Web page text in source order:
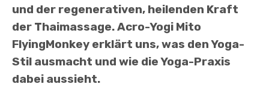
und der regenerativen, heilenden Kraft
der Thaimassage. Acro-Yogi Mito
FlyingMonkey erklärt uns, was den Yoga-
Stil ausmacht und wie die Yoga-Praxis
dabei aussieht.